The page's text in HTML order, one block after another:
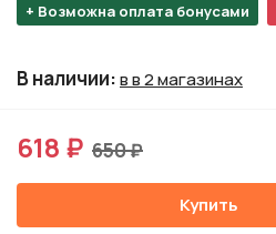
+ Возможна оплата бонусами
В наличии:в в 2 магазинах
618 ₽ 650 ₽
Купить